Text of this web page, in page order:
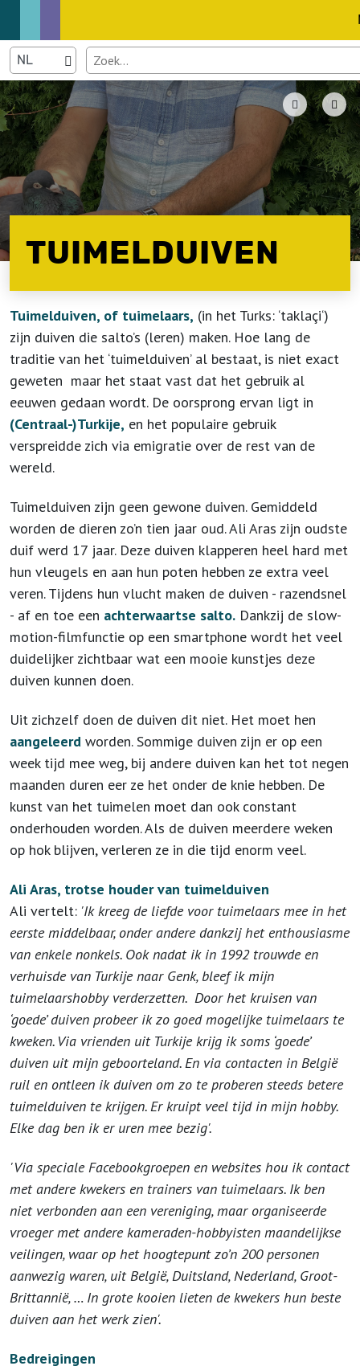
TUIMELDUIVEN
Tuimelduiven, of tuimelaars, (in het Turks: ‘taklaçi‘)
zijn duiven die salto’s (leren) maken. Hoe lang de
traditie van het ‘tuimelduiven’ al bestaat, is niet exact
geweten maar het staat vast dat het gebruik al
eeuwen gedaan wordt. De oorsprong ervan ligt in
(Centraal-)Turkije, en het populaire gebruik
verspreidde zich via emigratie over de rest van de
wereld.
Tuimelduiven zijn geen gewone duiven. Gemiddeld
worden de dieren zo’n tien jaar oud. Ali Aras zijn oudste
duif werd 17 jaar. Deze duiven klapperen heel hard met
hun vleugels en aan hun poten hebben ze extra veel
veren.Tijdens hun vlucht maken de duiven - razendsnel
- af en toe een achterwaartse salto. Dankzij de slow-
motion-filmfunctie op een smartphone wordt het veel
duidelijker zichtbaar wat een mooie kunstjes deze
duiven kunnen doen.
Uit zichzelf doen de duiven dit niet. Het moet hen
aangeleerd worden. Sommige duiven zijn er op een
week tijd mee weg, bij andere duiven kan het tot negen
maanden duren eer ze het onder de knie hebben. De
kunst van het tuimelen moet dan ook constant
onderhouden worden. Als de duiven meerdere weken
op hok blijven, verleren ze in die tijd enorm veel.
Ali Aras, trotse houder van tuimelduiven
Ali vertelt: 'Ik kreeg de liefde voor tuimelaars mee in het
eerste middelbaar, onder andere dankzij het enthousiasme
van enkele nonkels. Ook nadat ik in 1992 trouwde en
verhuisde van Turkije naar Genk, bleef ik mijn
tuimelaarshobby verderzetten. Door het kruisen van
‘goede’ duiven probeer ik zo goed mogelijke tuimelaars te
kweken. Via vrienden uit Turkije krijg ik soms ‘goede’
duiven uit mijn geboorteland. En via contacten in België
ruil en ontleen ik duiven om zo te proberen steeds betere
tuimelduiven te krijgen. Er kruipt veel tijd in mijn hobby.
Elke dag ben ik er uren mee bezig'.
'Via speciale Facebookgroepen en websites hou ik contact
met andere kwekers en trainers van tuimelaars. Ik ben
niet verbonden aan een vereniging, maar organiseerde
vroeger met andere kameraden-hobbyisten maandelijkse
veilingen, waar op het hoogtepunt zo’n 200 personen
aanwezig waren, uit België, Duitsland, Nederland, Groot-
Brittannië, … In grote kooien lieten de kwekers hun beste
duiven aan het werk zien'.
Bedreigingen